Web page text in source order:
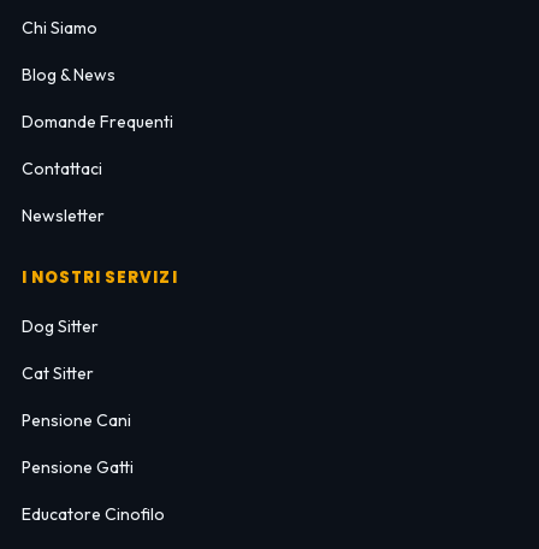
Chi Siamo
Blog & News
Domande Frequenti
Contattaci
Newsletter
I NOSTRI SERVIZI
Dog Sitter
Cat Sitter
Pensione Cani
Pensione Gatti
Educatore Cinofilo